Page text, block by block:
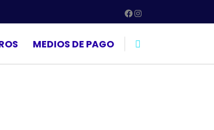
Facebook
Instagram
MEDIOS DE PAGO